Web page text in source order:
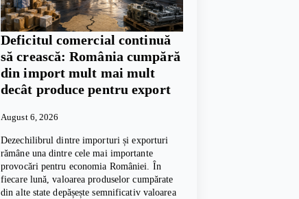
Deficitul comercial continuă
să crească: România cumpără
din import mult mai mult
decât produce pentru export
August 6, 2026
Dezechilibrul dintre importuri și exporturi
rămâne una dintre cele mai importante
provocări pentru economia României. În
fiecare lună, valoarea produselor cumpărate
din alte state depășește semnificativ valoarea